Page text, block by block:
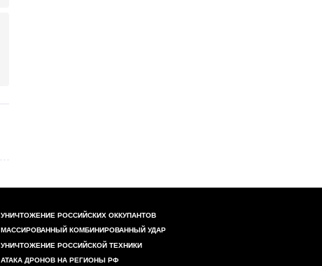
УНИЧТОЖЕНИЕ РОССИЙСКИХ ОККУПАНТОВ
МАССИРОВАННЫЙ КОМБИНИРОВАННЫЙ УДАР
УНИЧТОЖЕНИЕ РОССИЙСКОЙ ТЕХНИКИ
АТАКА ДРОНОВ НА РЕГИОНЫ РФ